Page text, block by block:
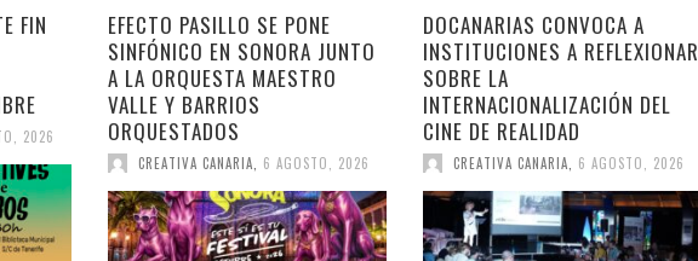
FIN
2026
EFECTO PASILLO SE PONE
SINFÓNICO EN SONORA JUNTO
A LA ORQUESTA MAESTRO
VALLE Y BARRIOS
ORQUESTADOS
CREATIVA CANARIA 6 AGOSTO, 2026
DOCANARIAS CONVOCA A
INSTITUCIONES A REFLEXIONAR
SOBRE LA
INTERNACIONALIZACIÓN DEL
CINE DE REALIDAD
CREATIVA CANARIA 6 AGOSTO, 2026